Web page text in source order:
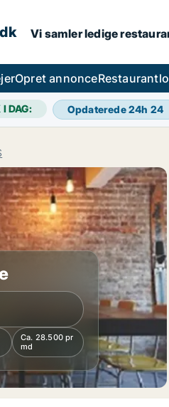
Vi samler ledige
Opret annonce
DAG: Opdaterede 24h 24
Ca. 28.500 pr
md